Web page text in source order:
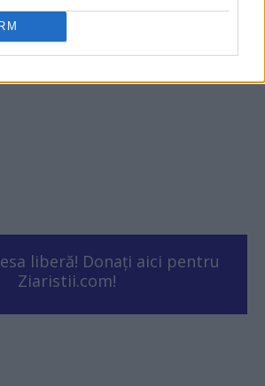
liberă! Donați aici pentru
Ziaristii.com!